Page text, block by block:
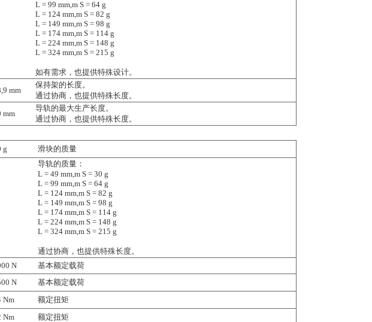
L = 99 mm,m S = 64 g
L = 124 mm,m S = 82 g
L = 149 mm,m S = 98 g
L = 174 mm,m S = 114 g
L = 224 mm,m S = 148 g
L = 324 mm,m S = 215 g
如有需求，也提供特殊设计。
mm
保持架的长度。
通过协商，也提供特殊长度。
mm
导轨的最大生产长度。
通过协商，也提供特殊长度。
g 滑块的质量
导轨的质量：
L = 49 mm,m S = 30 g
L = 99 mm,m S = 64 g
L = 124 mm,m S = 82 g
L = 149 mm,m S = 98 g
L = 174 mm,m S = 114 g
L = 224 mm,m S = 148 g
L = 324 mm,m S = 215 g
通过协商，也提供特殊长度。
N
基本额定载荷
N
基本额定载荷
Nm
额定扭矩
Nm
额定扭矩